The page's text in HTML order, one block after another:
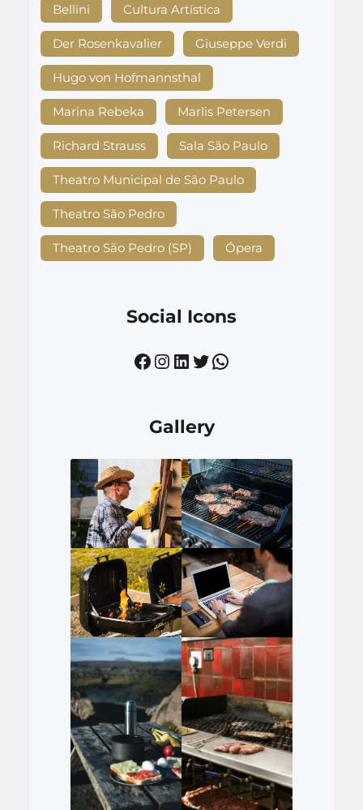
Bellini Cultura Artística
Der Rosenkavalier Giuseppe Verdi
Hugo von Hofmannsthal
Marina Rebeka Marlis Petersen
Richard Strauss Sala São Paulo
Theatro Municipal de São Paulo
Theatro São Pedro
Theatro São Pedro (SP) Ópera
Social Icons
Facebook Instagram LinkedIn Twitter WhatsApp
Gallery